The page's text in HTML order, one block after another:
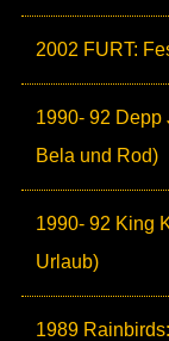
2002 FURT:
1990- 92 Depp
Bela und Rod)
1990- 92 King
Urlaub)
1989